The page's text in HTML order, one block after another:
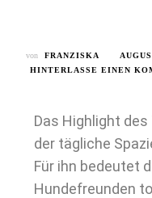
von FRANZISKA
HINTERLASSE EINEN
Das Highlight
der tägliche
Für ihn bedeutet
Hundefreunden